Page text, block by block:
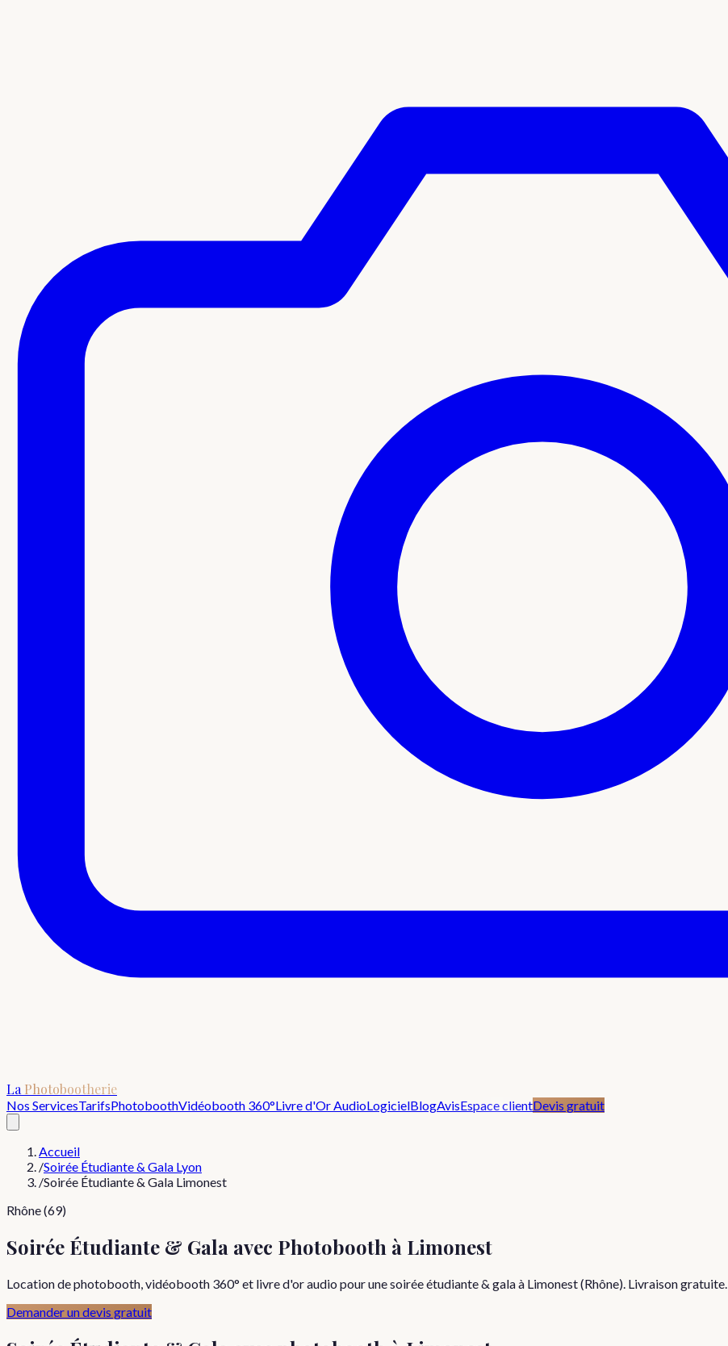
La Photobootherie
Nos ServicesTarifsPhotoboothVidéobooth 360°Livre d'Or AudioLogicielBlogAvisEspace clientDevis gratuit
Accueil
/Soirée Étudiante & Gala Lyon
/Soirée Étudiante & Gala Limonest
Rhône (69)
Soirée Étudiante & Gala avec Photobooth à Limonest
Location de photobooth, vidéobooth 360° et livre d'or audio pour une soirée étudiante & gala à Limonest (Rhône). Livraison gratuite.
Demander un devis gratuit